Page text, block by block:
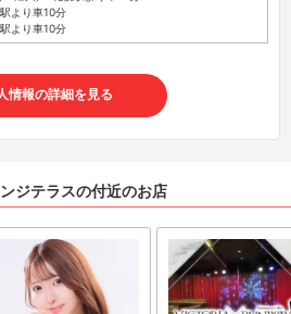
より車10分
より車10分
情報の詳細を見る
ジテラスの付近のお店